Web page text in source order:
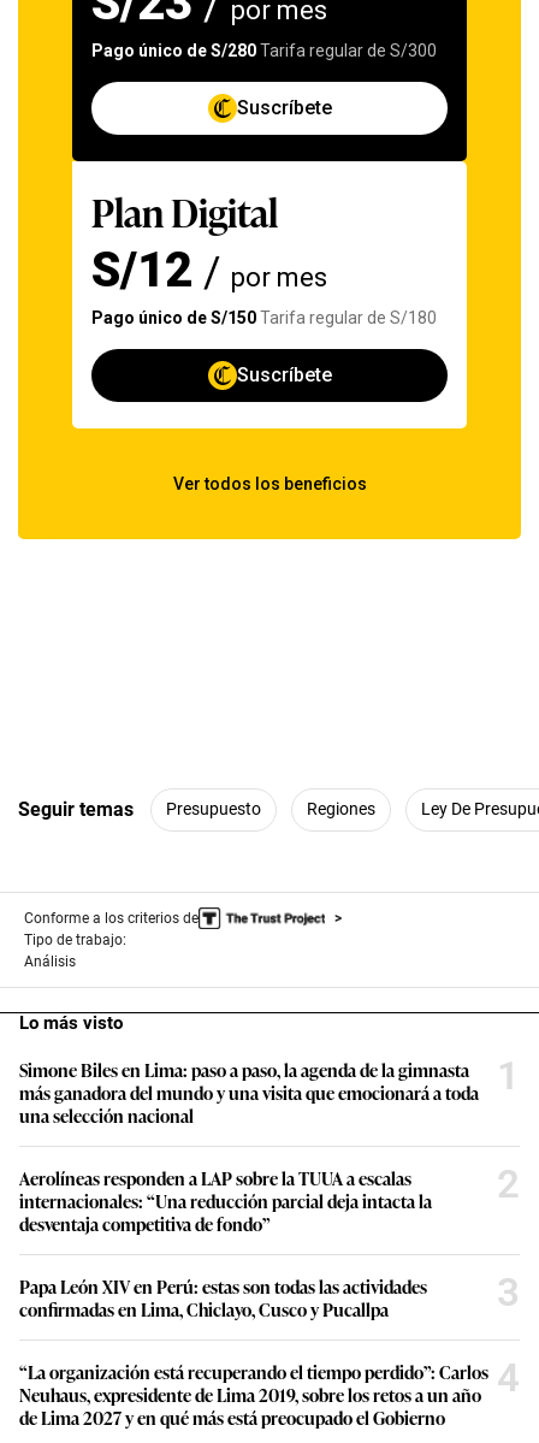
Seguir temas Presupuesto Regiones Ley De
Conforme a los criterios de
Tipo de trabajo:
Análisis
Lo más visto
Simone Biles en Lima: paso a paso, la agenda de la gimnasta
más ganadora del mundo y una visita que emocionará a toda
una selección nacional
1
Aerolíneas responden a LAP sobre la TUUA a escalas
internacionales: “Una reducción parcial deja intacta la
desventaja competitiva de fondo”
2
Papa León XIV en Perú: estas son todas las actividades
confirmadas en Lima, Chiclayo, Cusco y Pucallpa
3
“La organización está recuperando el tiempo perdido”: Carlos
Neuhaus, expresidente de Lima 2019, sobre los retos a un año
de Lima 2027 y en qué más está preocupado el Gobierno
4